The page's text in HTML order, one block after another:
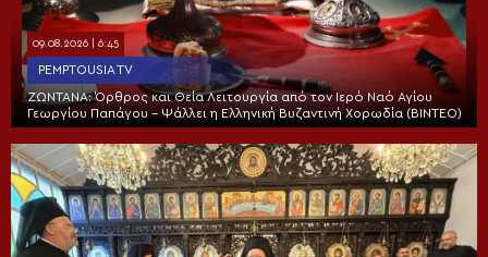
09.08.2026 | 6:45
PEMPTOUSIA TV
ΖΩΝΤΑΝΑ: Όρθρος και Θεία Λειτουργία από τον Ιερό Ναό Αγίου
Γεωργίου Παπάγου – Ψάλλει η Ελληνική Βυζαντινή Χορωδία (ΒΙΝΤΕΟ)